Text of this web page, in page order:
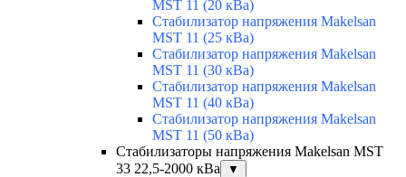
MST 11 (20 кВа)
Стабилизатор напряжения Makelsan
MST 11 (25 кВа)
Стабилизатор напряжения Makelsan
MST 11 (30 кВа)
Стабилизатор напряжения Makelsan
MST 11 (40 кВа)
Стабилизатор напряжения Makelsan
MST 11 (50 кВа)
Стабилизаторы напряжения Makelsan MST
33 22,5-2000 кВа
▼